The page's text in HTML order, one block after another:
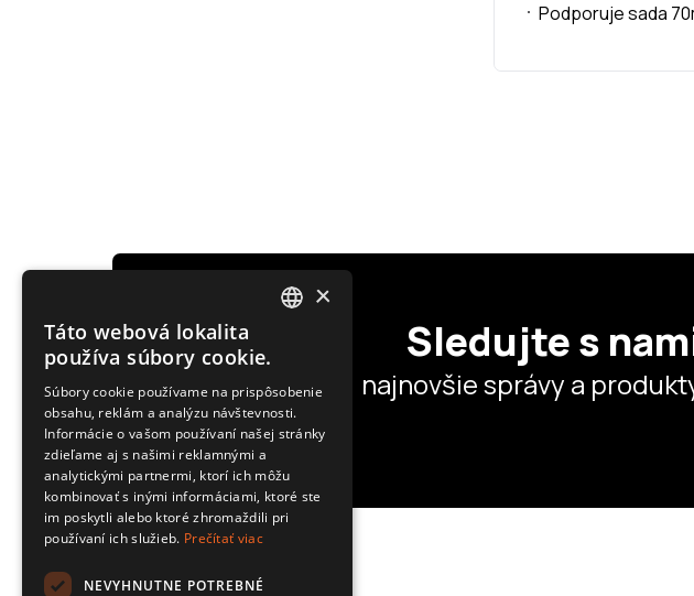
Podporuje sada
Sledujte s
najnovšie správy a
ENGLISH
×
Táto webová lokalita
používa súbory cookie.
Súbory cookie používame na prispôsobenie
obsahu, reklám a analýzu návštevnosti.
Informácie o vašom používaní našej stránky
zdieľame aj s našimi reklamnými a
analytickými partnermi, ktorí ich môžu
kombinovať s inými informáciami, ktoré ste
im poskytli alebo ktoré zhromaždili pri
používaní ich služieb. Prečítať viac
NEVYHNUTNE POTREBNÉ